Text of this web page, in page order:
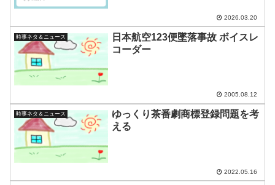
2026.03.20
時事ネタ＆ニュース
日本航空123便墜落事故 ボイスレ
コーダー
2005.08.12
時事ネタ＆ニュース
ゆっくり茶番劇商標登録問題を考
える
2022.05.16